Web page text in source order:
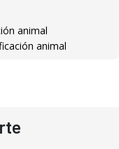
animal
animal